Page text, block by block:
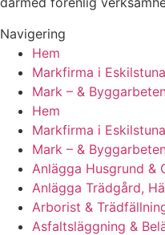
Navigering
Hem
Markfirma i Eskilstuna
Mark – &
Hem
Markfirma i Eskilstuna
Mark – &
Anlägga Husgrund &
Anlägga Trädgård,
Arborist &
Asfaltsläggning &